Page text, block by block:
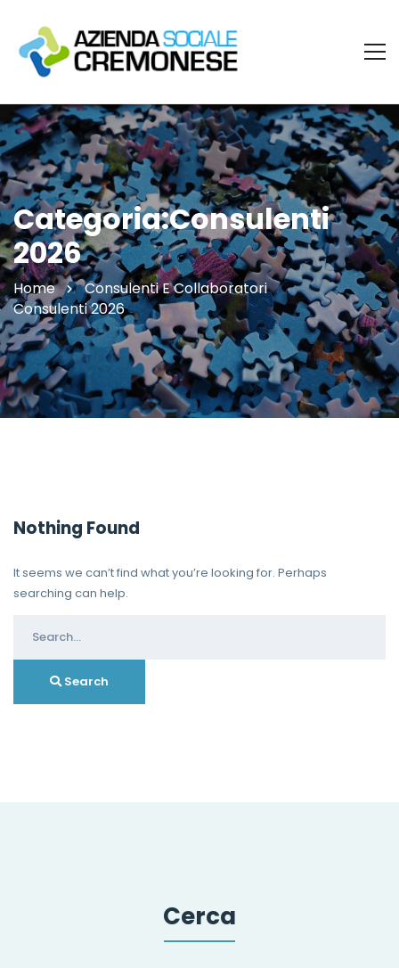
Categoria:Consulenti
2026
Home
Consulenti E Collaboratori
Consulenti 2026
Nothing Found
It seems we can’t find what you’re looking for. Perhaps
searching can help.
for:
Search
Cerca